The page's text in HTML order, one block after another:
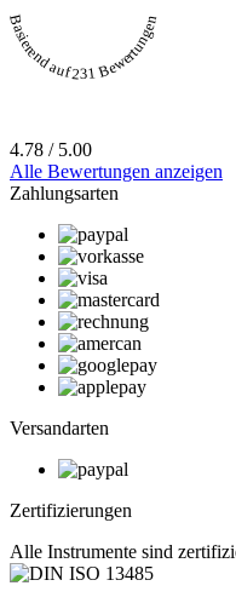
Basierend auf 231 Bewertungen
4.78 / 5.00
Alle Bewertungen anzeigen
Zahlungsarten
Versandarten
Zertifizierungen
Alle Instrumente sind